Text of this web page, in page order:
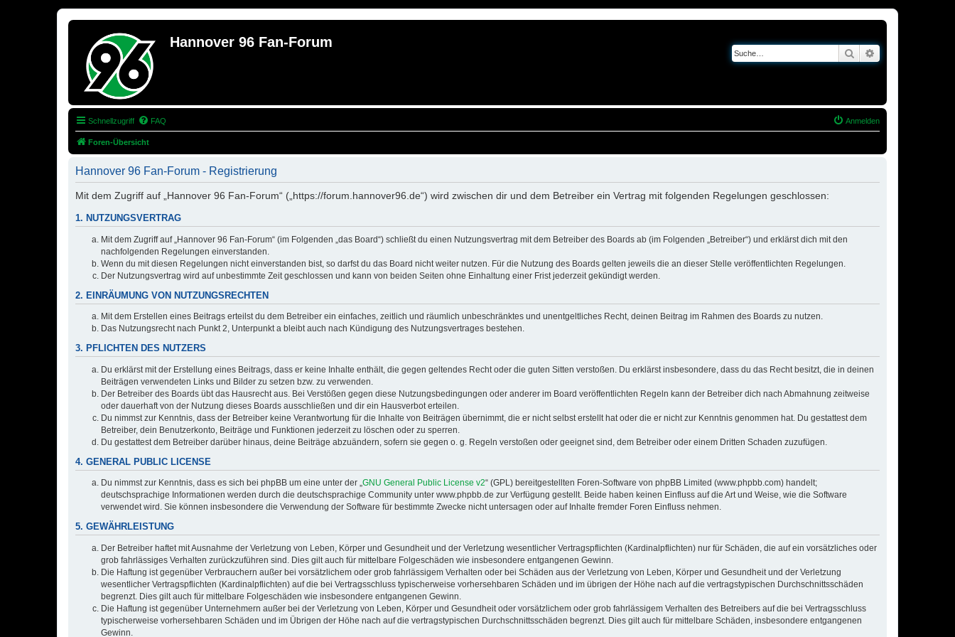
Hannover 96 Fan-Forum
Suche
Schnellzugriff FAQ Anmelden
Foren-Übersicht
Hannover 96 Fan-Forum - Registrierung
Mit dem Zugriff auf „Hannover 96 Fan-Forum“ („https://forum.hannover96.de“) wird zwischen dir und dem Betreiber ein Vertrag mit folgenden Regelungen geschlossen:
1. NUTZUNGSVERTRAG
Mit dem Zugriff auf „Hannover 96 Fan-Forum“ (im Folgenden „das Board“) schließt du einen Nutzungsvertrag mit dem Betreiber des Boards ab (im Folgenden „Betreiber“) und erklärst dich mit den
nachfolgenden Regelungen einverstanden.
Wenn du mit diesen Regelungen nicht einverstanden bist, so darfst du das Board nicht weiter nutzen. Für die Nutzung des Boards gelten jeweils die an dieser Stelle veröffentlichten Regelungen.
Der Nutzungsvertrag wird auf unbestimmte Zeit geschlossen und kann von beiden Seiten ohne Einhaltung einer Frist jederzeit gekündigt werden.
2. EINRÄUMUNG VON NUTZUNGSRECHTEN
Mit dem Erstellen eines Beitrags erteilst du dem Betreiber ein einfaches, zeitlich und räumlich unbeschränktes und unentgeltliches Recht, deinen Beitrag im Rahmen des Boards zu nutzen.
Das Nutzungsrecht nach Punkt 2, Unterpunkt a bleibt auch nach Kündigung des Nutzungsvertrages bestehen.
3. PFLICHTEN DES NUTZERS
Du erklärst mit der Erstellung eines Beitrags, dass er keine Inhalte enthält, die gegen geltendes Recht oder die guten Sitten verstoßen. Du erklärst insbesondere, dass du das Recht besitzt, die in deinen
Beiträgen verwendeten Links und Bilder zu setzen bzw. zu verwenden.
Der Betreiber des Boards übt das Hausrecht aus. Bei Verstößen gegen diese Nutzungsbedingungen oder anderer im Board veröffentlichten Regeln kann der Betreiber dich nach Abmahnung zeitweise
oder dauerhaft von der Nutzung dieses Boards ausschließen und dir ein Hausverbot erteilen.
Du nimmst zur Kenntnis, dass der Betreiber keine Verantwortung für die Inhalte von Beiträgen übernimmt, die er nicht selbst erstellt hat oder die er nicht zur Kenntnis genommen hat. Du gestattest dem
Betreiber, dein Benutzerkonto, Beiträge und Funktionen jederzeit zu löschen oder zu sperren.
Du gestattest dem Betreiber darüber hinaus, deine Beiträge abzuändern, sofern sie gegen o. g. Regeln verstoßen oder geeignet sind, dem Betreiber oder einem Dritten Schaden zuzufügen.
4. GENERAL PUBLIC LICENSE
Du nimmst zur Kenntnis, dass es sich bei phpBB um eine unter der „GNU General Public License v2“ (GPL) bereitgestellten Foren-Software von phpBB Limited (www.phpbb.com) handelt;
deutschsprachige Informationen werden durch die deutschsprachige Community unter www.phpbb.de zur Verfügung gestellt. Beide haben keinen Einfluss auf die Art und Weise, wie die Software
verwendet wird. Sie können insbesondere die Verwendung der Software für bestimmte Zwecke nicht untersagen oder auf Inhalte fremder Foren Einfluss nehmen.
5. GEWÄHRLEISTUNG
Der Betreiber haftet mit Ausnahme der Verletzung von Leben, Körper und Gesundheit und der Verletzung wesentlicher Vertragspflichten (Kardinalpflichten) nur für Schäden, die auf ein vorsätzliches oder
grob fahrlässiges Verhalten zurückzuführen sind. Dies gilt auch für mittelbare Folgeschäden wie insbesondere entgangenen Gewinn.
Die Haftung ist gegenüber Verbrauchern außer bei vorsätzlichem oder grob fahrlässigem Verhalten oder bei Schäden aus der Verletzung von Leben, Körper und Gesundheit und der Verletzung
wesentlicher Vertragspflichten (Kardinalpflichten) auf die bei Vertragsschluss typischerweise vorhersehbaren Schäden und im übrigen der Höhe nach auf die vertragstypischen Durchschnittsschäden
begrenzt. Dies gilt auch für mittelbare Folgeschäden wie insbesondere entgangenen Gewinn.
Die Haftung ist gegenüber Unternehmern außer bei der Verletzung von Leben, Körper und Gesundheit oder vorsätzlichem oder grob fahrlässigem Verhalten des Betreibers auf die bei Vertragsschluss
typischerweise vorhersehbaren Schäden und im Übrigen der Höhe nach auf die vertragstypischen Durchschnittsschäden begrenzt. Dies gilt auch für mittelbare Schäden, insbesondere entgangenen
Gewinn.